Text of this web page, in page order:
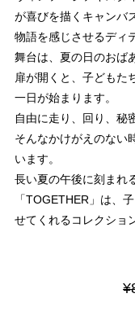
が喜びを描くキャンバ
物語を感じさせるディ
舞台は、夏の日のおば
扉が開くと、子どもた
一日が始まります。
自由に走り、回り、
そんなかけがえのない
います。
長い夏の午後に刻まれ
「TOGETHER」は、
せてくれるコレクショ